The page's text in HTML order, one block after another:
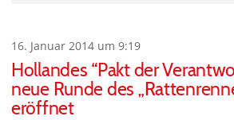
16. Januar 2014 um 9:19
Hollandes “Pakt der
neue Runde des
eröffnet